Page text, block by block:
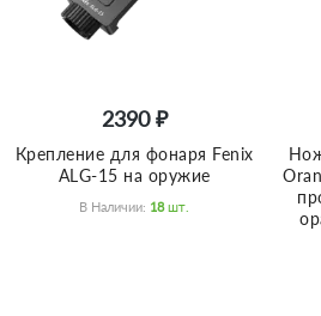
2390 ₽
Крепление для фонаря Fenix
ALG-15 на оружие
В Наличии: 18 Шт.